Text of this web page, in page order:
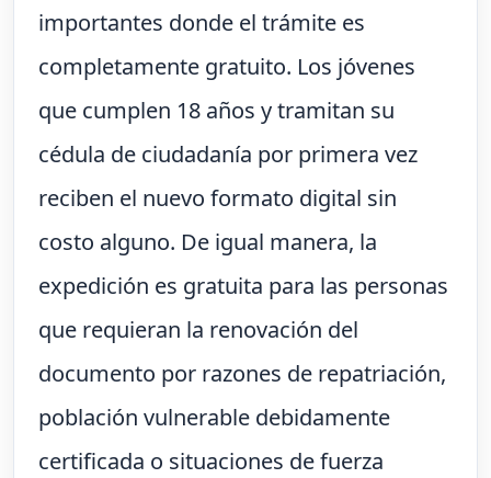
importantes donde el trámite es
completamente gratuito. Los jóvenes
que cumplen 18 años y tramitan su
cédula de ciudadanía por primera vez
reciben el nuevo formato digital sin
costo alguno. De igual manera, la
expedición es gratuita para las personas
que requieran la renovación del
documento por razones de repatriación,
población vulnerable debidamente
certificada o situaciones de fuerza